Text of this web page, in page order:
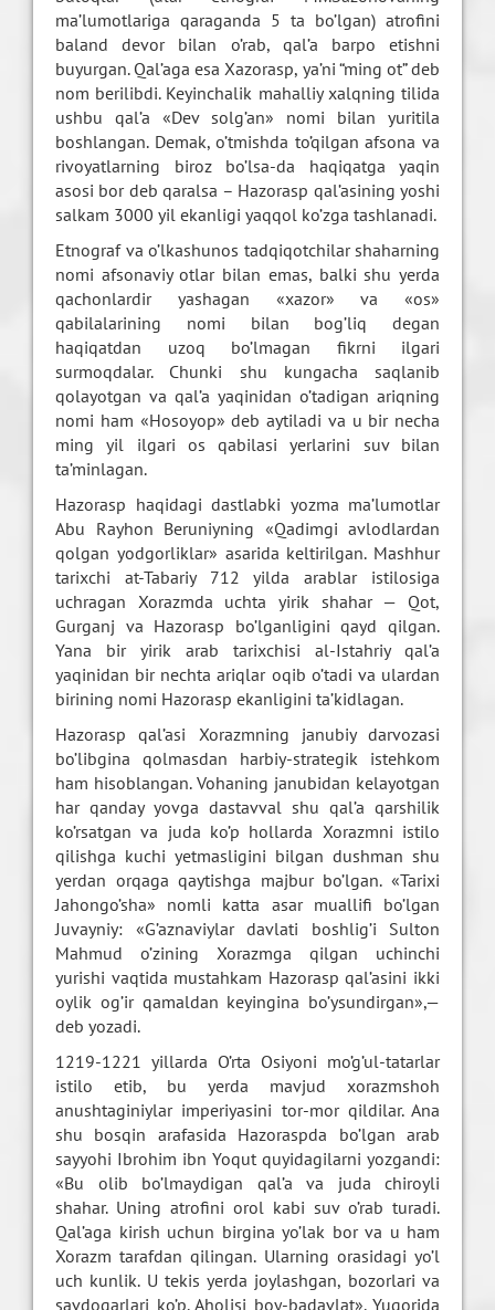
ma’lumotlariga qaraganda 5 ta bo’lgan) atrofini
baland devor bilan o’rab, qal’a barpo etishni
buyurgan. Qal’aga esa Xazorasp, ya’ni “ming ot” deb
nom berilibdi. Keyinchalik mahalliy xalqning tilida
ushbu qal’a «Dev solg’an» nomi bilan yuritila
boshlangan. Demak, o’tmishda to’qilgan afsona va
rivoyatlarning biroz bo’lsa-da haqiqatga yaqin
asosi bor deb qaralsa – Hazorasp qal’asining yoshi
salkam 3000 yil ekanligi yaqqol ko’zga tashlanadi.
Etnograf va o’lkashunos tadqiqotchilar shaharning
nomi afsonaviy otlar bilan emas, balki shu yerda
qachonlardir yashagan «xazor» va «os»
qabilalarining nomi bilan bog’liq degan
haqiqatdan uzoq bo’lmagan fikrni ilgari
surmoqdalar. Chunki shu kungacha saqlanib
qolayotgan va qal’a yaqinidan o’tadigan ariqning
nomi ham «Hosoyop» deb aytiladi va u bir necha
ming yil ilgari os qabilasi yerlarini suv bilan
ta’minlagan.
Hazorasp haqidagi dastlabki yozma ma’lumotlar
Abu Rayhon Beruniyning «Qadimgi avlodlardan
qolgan yodgorliklar» asarida keltirilgan. Mashhur
tarixchi at-Tabariy 712 yilda arablar istilosiga
uchragan Xorazmda uchta yirik shahar — Qot,
Gurganj va Hazorasp bo’lganligini qayd qilgan.
Yana bir yirik arab tarixchisi al-Istahriy qal’a
yaqinidan bir nechta ariqlar oqib o’tadi va ulardan
birining nomi Hazorasp ekanligini ta’kidlagan.
Hazorasp qal’asi Xorazmning janubiy darvozasi
bo’libgina qolmasdan harbiy-strategik istehkom
ham hisoblangan. Vohaning janubidan kelayotgan
har qanday yovga dastavval shu qal’a qarshilik
ko’rsatgan va juda ko’p hollarda Xorazmni istilo
qilishga kuchi yetmasligini bilgan dushman shu
yerdan orqaga qaytishga majbur bo’lgan. «Tarixi
Jahongo’sha» nomli katta asar muallifi bo’lgan
Juvayniy: «G’aznaviylar davlati boshlig’i Sulton
Mahmud o’zining Xorazmga qilgan uchinchi
yurishi vaqtida mustahkam Hazorasp qal’asini ikki
oylik og’ir qamaldan keyingina bo’ysundirgan»,—
deb yozadi.
1219-1221 yillarda O’rta Osiyoni mo’g’ul-tatarlar
istilo etib, bu yerda mavjud xorazmshoh
anushtaginiylar imperiyasini tor-mor qildilar. Ana
shu bosqin arafasida Hazoraspda bo’lgan arab
sayyohi Ibrohim ibn Yoqut quyidagilarni yozgandi:
«Bu olib bo’lmaydigan qal’a va juda chiroyli
shahar. Uning atrofini orol kabi suv o’rab turadi.
Qal’aga kirish uchun birgina yo’lak bor va u ham
Xorazm tarafdan qilingan. Ularning orasidagi yo’l
uch kunlik. U tekis yerda joylashgan, bozorlari va
savdogarlari ko’p. Aholisi boy-badavlat». Yuqorida